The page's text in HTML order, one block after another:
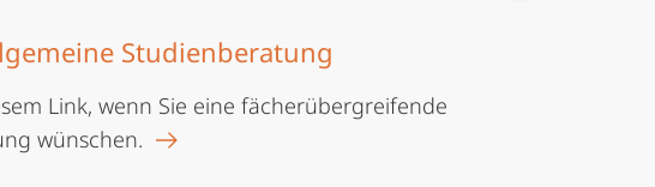
Studienberatung
Link, wenn Sie eine fächerübergreifende
wünschen.